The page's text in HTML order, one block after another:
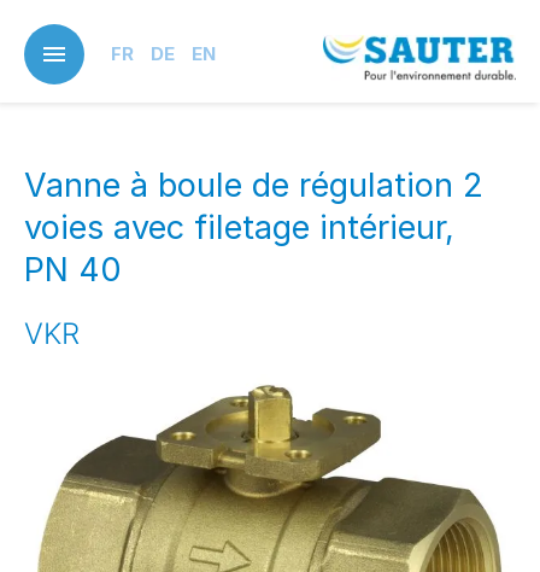
main
content
FR DE EN
Vanne à boule de régulation 2
voies avec filetage intérieur,
PN 40
VKR